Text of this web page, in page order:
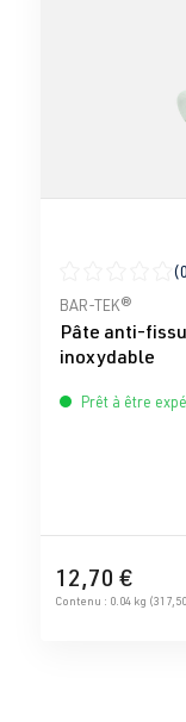
Note moyenne
BAR-TEK®
Pâte anti-
inoxydable
Prêt à être
12,70 €
Contenu : 0.04 kg